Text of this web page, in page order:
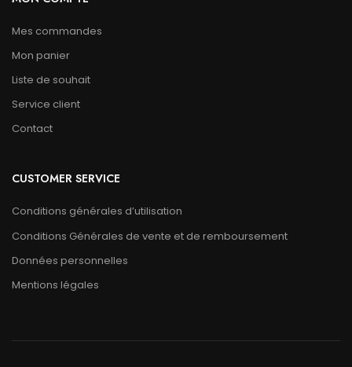
Mes commandes
Mon panier
Liste de souhait
Service client
Contact
CUSTOMER SERVICE
Conditions générales d’utilisation
Conditions Générales de vente et de remboursement
Données personnelles
Mentions légales